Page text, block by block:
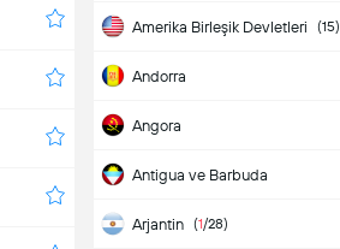
Amerika Birleşik Devletleri (15)
Andorra
Angora
Antigua ve Barbuda
Arjantin (1/28)